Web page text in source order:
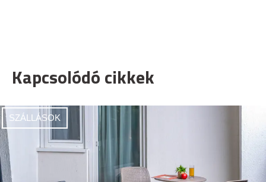
Kapcsolódó cikkek
SZÁLLÁSOK